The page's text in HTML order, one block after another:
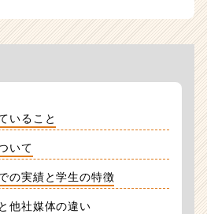
いること
いて
の実績と学生の特徴
他社媒体の違い